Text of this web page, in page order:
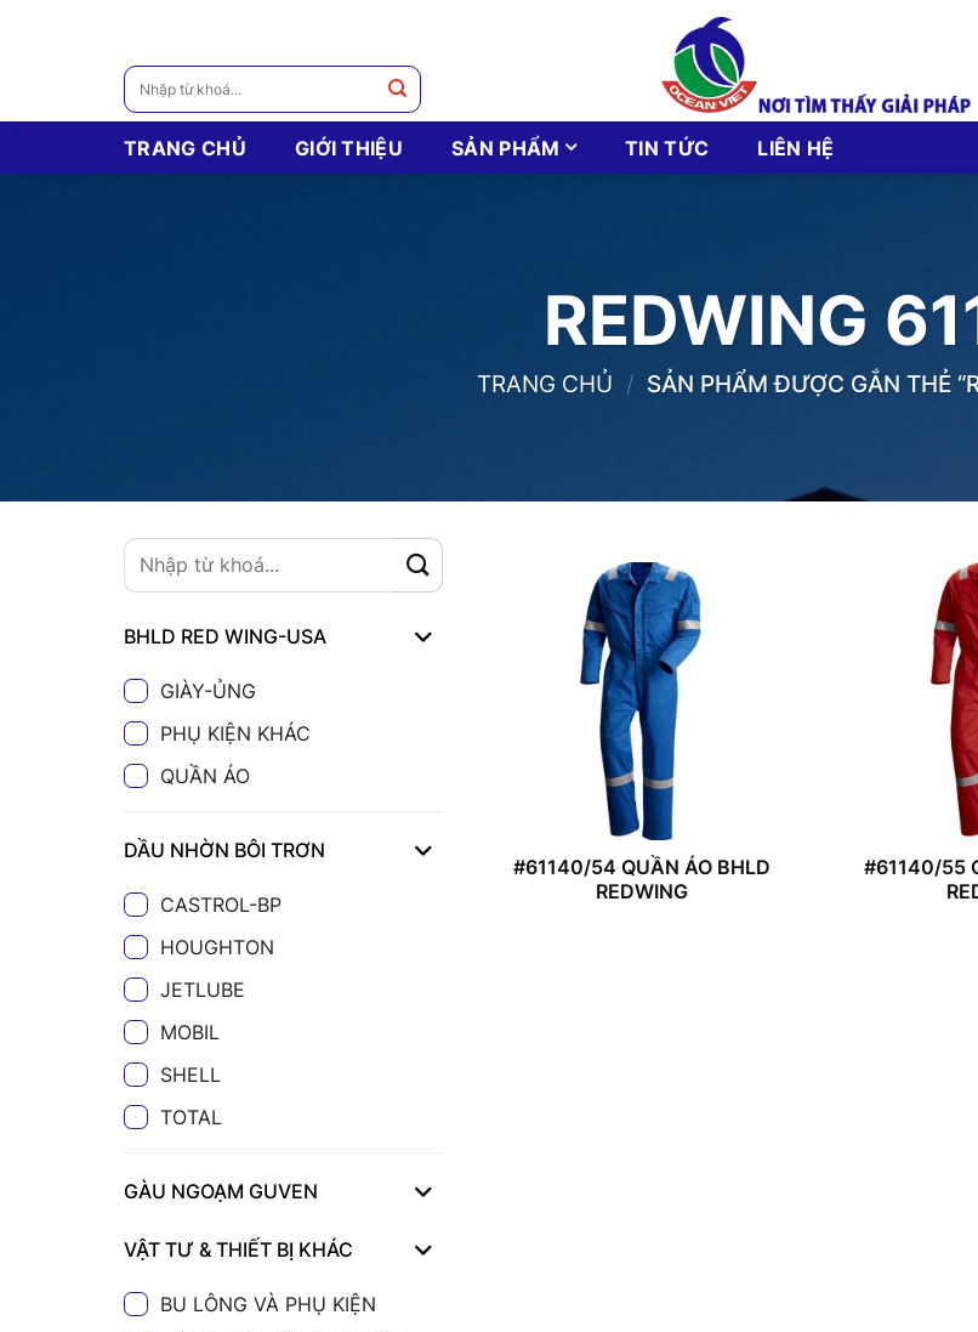
Tìm
kiếm:
TRANG CHỦ GIỚI THIỆU SẢN PHẨM TIN TỨC LIÊN HỆ
REDWING
TRANG CHỦ / SẢN PHẨM ĐƯỢC GẮN THẺ
BHLD RED WING-USA
GIÀY-ỦNG
PHỤ KIỆN KHÁC
QUẦN ÁO
DẦU NHỜN BÔI TRƠN
CASTROL-BP
HOUGHTON
JETLUBE
MOBIL
SHELL
TOTAL
GÀU NGOẠM GUVEN
VẬT TƯ & THIẾT BỊ KHÁC
BU LÔNG VÀ PHỤ KIỆN
#61140/54 QUẦN ÁO BHLD
REDWING
#61140/55